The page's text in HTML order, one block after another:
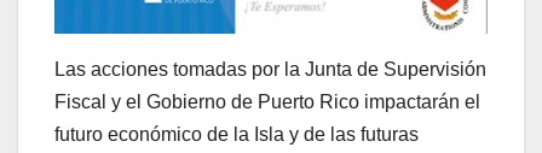
Las acciones tomadas por la Junta de Supervisión
Fiscal y el Gobierno de Puerto Rico impactarán el
futuro económico de la Isla y de las futuras